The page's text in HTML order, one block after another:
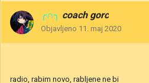
╭∩╮ coach gorc
Objavljeno 11. maj 2020
radio, rabim novo, rabljene ne bi